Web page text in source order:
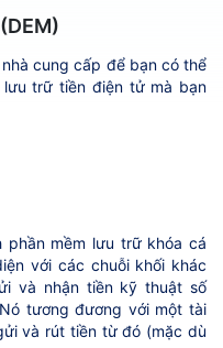
cung cấp để bạn có thể
trữ tiền điện tử mà bạn
mềm lưu trữ khóa cá
với các chuỗi khối khác
và nhận tiền kỹ thuật số
tương đương với một tài
và rút tiền từ đó (mặc dù